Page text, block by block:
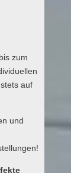
zum
auf
und